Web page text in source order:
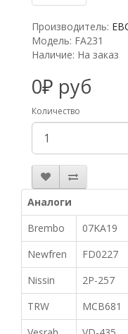
Производитель:
Модель: FA231
Наличие: На заказ
0₽ руб
Количество
Аналоги
Brembo
07KA19
Newfren
FD0227
Nissin
2P-257
TRW
MCB681